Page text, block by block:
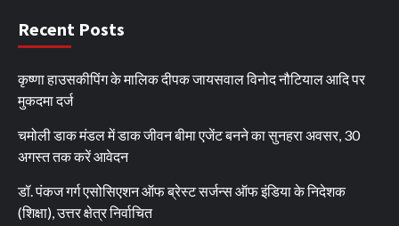
Recent Posts
कृष्णा हाउसकीपिंग के मालिक दीपक जायसवाल विनोद नौटियाल आदि पर
मुकदमा दर्ज
चमोली डाक मंडल में डाक जीवन बीमा एजेंट बनने का सुनहरा अवसर, 30
अगस्त तक करें आवेदन
डॉ. पंकज गर्ग एसोसिएशन ऑफ ब्रेस्ट सर्जन्स ऑफ इंडिया के निदेशक
(शिक्षा), उत्तर क्षेत्र निर्वाचित